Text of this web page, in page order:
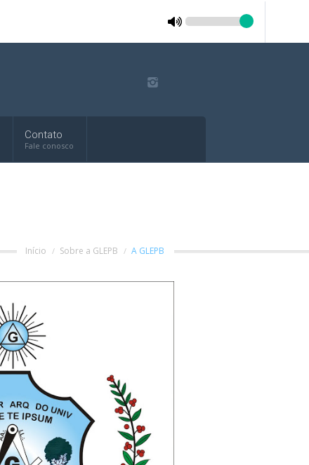
Contato
Fale conosco
Início Sobre a GLEPB A GLEPB